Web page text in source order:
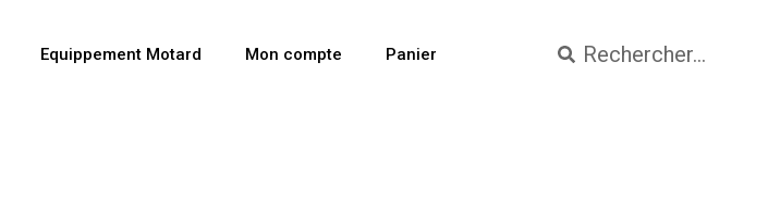
Equippement Motard Mon compte Panier